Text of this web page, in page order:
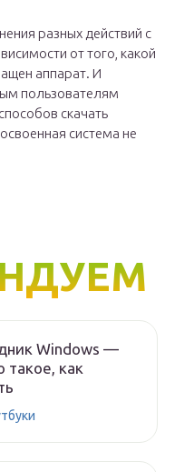
разных действий с
от того, какой
аппарат. И
пользователям
скачать
система не
Windows —
такое, как